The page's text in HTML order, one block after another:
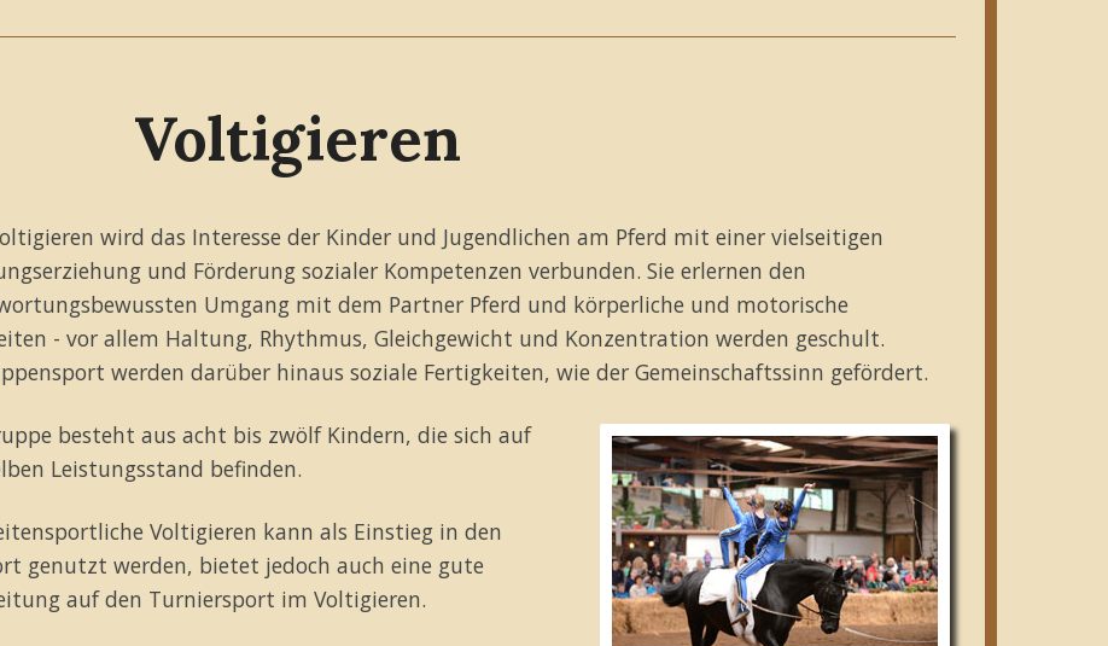
Voltigieren
wird das Interesse der Kinder und Jugendlichen am Pferd mit einer vielseitigen
und Förderung sozialer Kompetenzen verbunden. Sie erlernen den
Umgang mit dem Partner Pferd und körperliche und motorische
- vor allem Haltung, Rhythmus, Gleichgewicht und Konzentration werden geschult.
werden darüber hinaus soziale Fertigkeiten, wie der Gemeinschaftssinn gefördert.
besteht aus acht bis zwölf Kindern, die sich auf
Leistungsstand befinden.
Voltigieren kann als Einstieg in den
genutzt werden, bietet jedoch auch eine gute
auf den Turniersport im Voltigieren.